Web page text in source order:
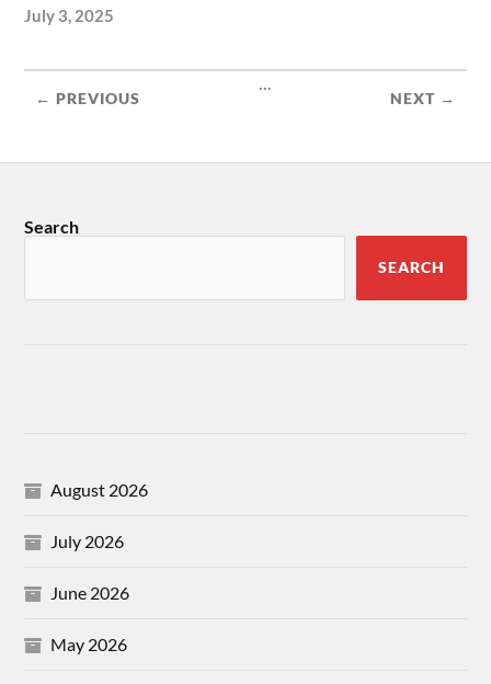
July 3, 2025
← PREVIOUS
...
NEXT →
Search
SEARCH
August 2026
July 2026
June 2026
May 2026